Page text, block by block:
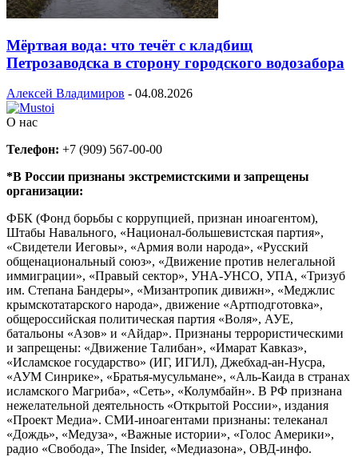
Мёртвая вода: что течёт с кладбищ
Петрозаводска в сторону городского водозабора
Алексей Владимиров - 04.08.2026
О нас
Телефон: +7 (909) 567-00-00
*В России признаны экстремистскими и запрещены
организации:
ФБК (Фонд борьбы с коррупцией, признан иноагентом),
Штабы Навального, «Национал-большевистская партия»,
«Свидетели Иеговы», «Армия воли народа», «Русский
общенациональный союз», «Движение против нелегальной
иммиграции», «Правый сектор», УНА-УНСО, УПА, «Тризуб
им. Степана Бандеры», «Мизантропик дивижн», «Меджлис
крымскотатарского народа», движение «Артподготовка»,
общероссийская политическая партия «Воля», АУЕ,
батальоны «Азов» и «Айдар». Признаны террористическими
и запрещены: «Движение Талибан», «Имарат Кавказ»,
«Исламское государство» (ИГ, ИГИЛ), Джебхад-ан-Нусра,
«АУМ Синрике», «Братья-мусульмане», «Аль-Каида в странах
исламского Магриба», «Сеть», «Колумбайн». В РФ признана
нежелательной деятельность «Открытой России», издания
«Проект Медиа». СМИ-иноагентами признаны: телеканал
«Дождь», «Медуза», «Важные истории», «Голос Америки»,
радио «Свобода», The Insider, «Медиазона», ОВД-инфо.